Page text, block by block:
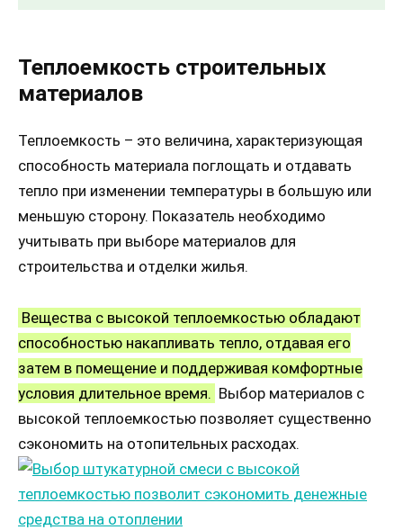
Теплоемкость строительных
материалов
Теплоемкость – это величина, характеризующая
способность материала поглощать и отдавать
тепло при изменении температуры в большую или
меньшую сторону. Показатель необходимо
учитывать при выборе материалов для
строительства и отделки жилья.
Вещества с высокой теплоемкостью обладают
способностью накапливать тепло, отдавая его
затем в помещение и поддерживая комфортные
условия длительное время. Выбор материалов с
высокой теплоемкостью позволяет существенно
сэкономить на отопительных расходах.